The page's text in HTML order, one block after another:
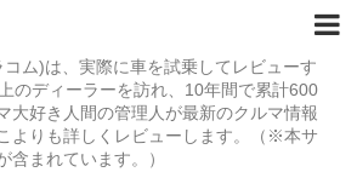
ム)は、実際に車を試乗してレビューす
のディーラーを訪れ、10年間で累計600
大好き人間の管理人が最新のクルマ情報
よりも詳しくレビューします。（※本サ
含まれています。）